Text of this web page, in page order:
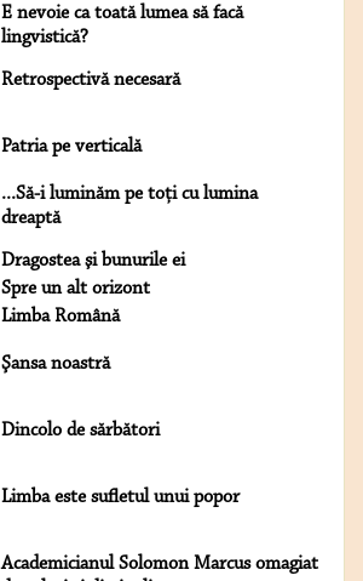
E nevoie ca toată lumea să facă
lingvistică?
Retrospectivă necesară
Patria pe verticală
...Să-i luminăm pe toţi cu lumina
dreaptă
Dragostea şi bunurile ei
Spre un alt orizont
Limba Română
Şansa noastră
Dincolo de sărbători
Limba este sufletul unui popor
Academicianul Solomon Marcus omagiat